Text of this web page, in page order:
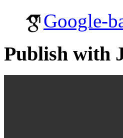
Google-
Publish with